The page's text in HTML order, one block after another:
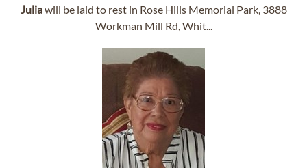
Juliawill be laid to rest in Rose Hills Memorial Park, 3888
Workman Mill Rd, Whit...